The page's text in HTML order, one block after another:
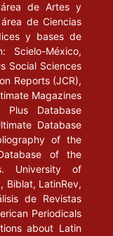
de Artes y
de Ciencias
y bases de
Scielo-México,
Social Sciences
Reports (JCR),
Magazines
Plus Database
Database
of the
of the
University of
Biblat, LatinRev,
de Revistas
Periodicals
about Latin